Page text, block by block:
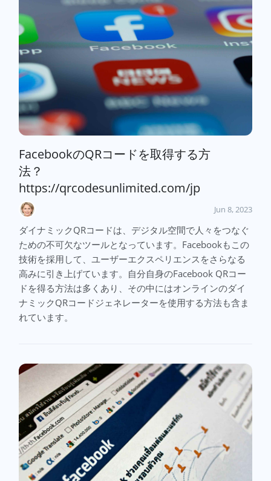
FacebookのQRコードを取得する方
法？
https://qrcodesunlimited.com/jp
Jun 8, 2023
ダイナミックQRコードは、デジタル空間で人々をつなぐ
ための不可欠なツールとなっています。Facebookもこの
技術を採用して、ユーザーエクスペリエンスをさらなる
高みに引き上げています。自分自身のFacebook QRコー
ドを得る方法は多くあり、その中にはオンラインのダイ
ナミックQRコードジェネレーターを使用する方法も含ま
れています。